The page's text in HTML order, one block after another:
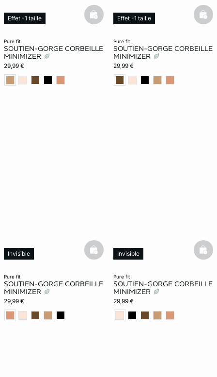
pure fit
SOUTIEN-GORGE CORBEILLE
MINIMIZER
29,99 €
Effet -1 taille
basketfull
pure fit
SOUTIEN-GORGE CORBEILLE
MINIMIZER
29,99 €
Effet -1 taille
pure fit
SOUTIEN-GORGE CORBEILLE
MINIMIZER
29,99 €
Invisible
Exclu Web
basketfull
pure fit
SOUTIEN-GORGE CORBEILLE
MINIMIZER
29,99 €
Invisible